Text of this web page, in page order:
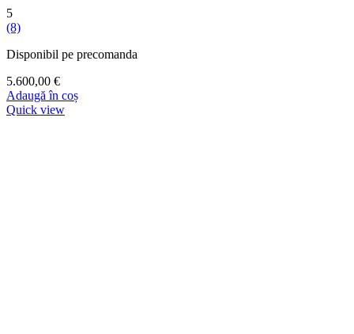
5
(8)
Disponibil pe precomanda
5.600,00 €
Adaugă în coș
Quick view